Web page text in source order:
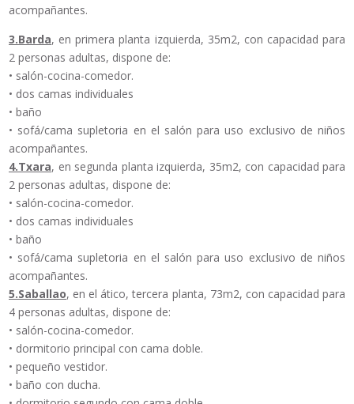
acompañantes.
3.Barda, en primera planta izquierda, 35m2, con capacidad para
2 personas adultas, dispone de:
• salón-cocina-comedor.
• dos camas individuales
• baño
• sofá/cama supletoria en el salón para uso exclusivo de niños
acompañantes.
4.Txara, en segunda planta izquierda, 35m2, con capacidad para
2 personas adultas, dispone de:
• salón-cocina-comedor.
• dos camas individuales
• baño
• sofá/cama supletoria en el salón para uso exclusivo de niños
acompañantes.
5.Saballao, en el ático, tercera planta, 73m2, con capacidad para
4 personas adultas, dispone de:
• salón-cocina-comedor.
• dormitorio principal con cama doble.
• pequeño vestidor.
• baño con ducha.